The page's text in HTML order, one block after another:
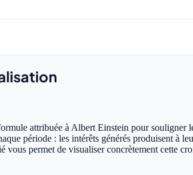
attribuée à Albert Einstein pour
période : les intérêts générés produisent à
permet de visualiser concrètement cette